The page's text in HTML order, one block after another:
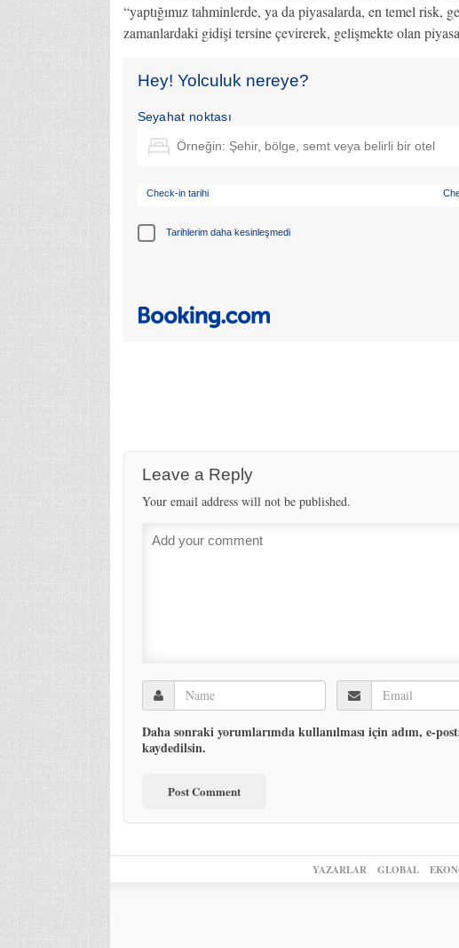
“yaptığımız tahminlerde, ya da piyasalarda, en temel risk,
zamanlardaki gidişi tersine çevirerek, gelişmekte olan
Hey! Yolculuk nereye?
Seyahat noktası
Check-in tarihi
Tarihlerim daha kesinleşmedi
Leave a Reply
Your email address will not be published.
Daha sonraki yorumlarımda kullanılması için adım, e-
kaydedilsin.
YAZARLAR GLOBAL